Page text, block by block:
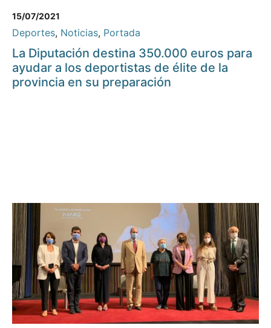
15/07/2021
Deportes, Noticias, Portada
La Diputación destina 350.000 euros para
ayudar a los deportistas de élite de la
provincia en su preparación